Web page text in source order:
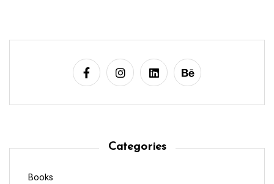
Categories
Books